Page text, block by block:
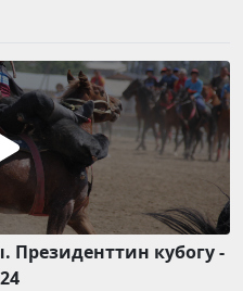
кубогу -